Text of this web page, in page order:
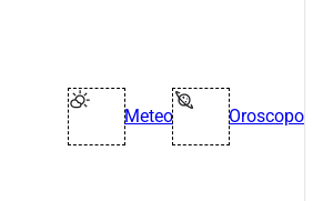
Meteo Oroscopo